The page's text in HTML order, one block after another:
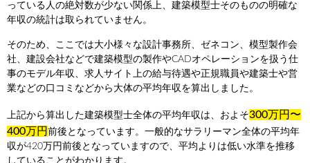
っている人の絶対数が少ない関係上、建築模型士そのものの明確な
年収の統計は取られていません。
そのため、ここでは大小様々な設計事務所、ゼネコン、模型製作会
社、建設会社などで建築模型の製作やCADオペレーションを扱う仕
事のモデル年収、求人サイト上の給与待遇や正規職員や建築士や営
業などの口コミなどから大体の平均年収を算出しました。
上記から算出した建築模型士全体の平均年収は、およそ300万円〜
400万円 前後となっています。一般的なサラリーマン全体の平均年
収が420万円前後となっていますので、平均よりは低い水準を推移
していることがわかります。